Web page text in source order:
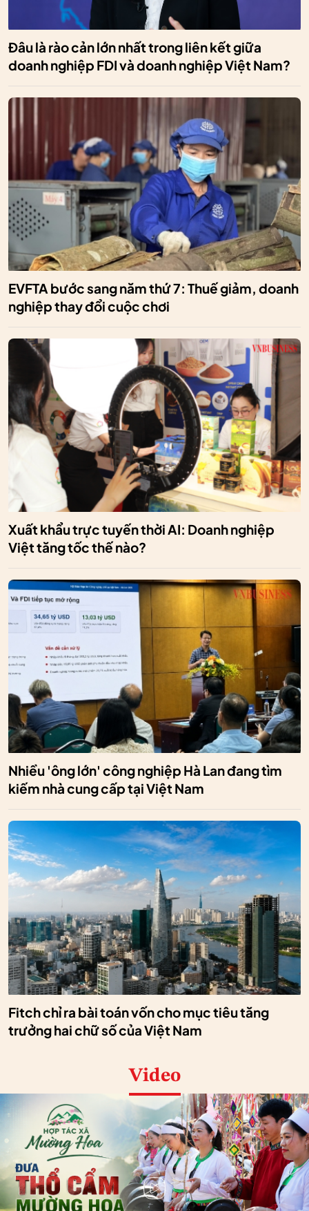
Đâu là rào cản lớn nhất trong liên kết giữa
doanh nghiệp FDI và doanh nghiệp Việt Nam?
EVFTA bước sang năm thứ 7: Thuế giảm, doanh
nghiệp thay đổi cuộc chơi
Xuất khẩu trực tuyến thời AI: Doanh nghiệp
Việt tăng tốc thế nào?
Nhiều 'ông lớn' công nghiệp Hà Lan đang tìm
kiếm nhà cung cấp tại Việt Nam
Fitch chỉ ra bài toán vốn cho mục tiêu tăng
trưởng hai chữ số của Việt Nam
Video